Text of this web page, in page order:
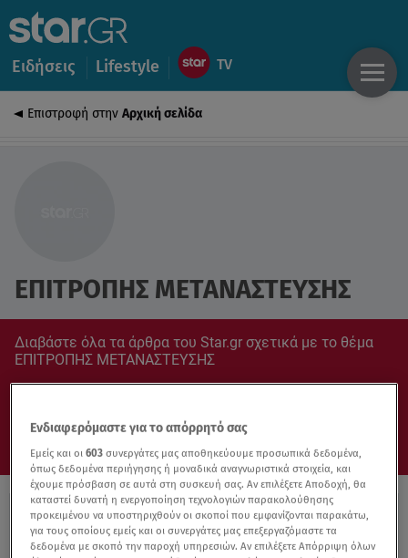
Ειδήσεις Lifestyle
Επιστροφή στην Αρχική σελίδα
ΕΠΙΤΡΟΠΗΣ ΜΕΤΑΝΑΣΤΕΥΣΗΣ
Διαβάστε όλα τα άρθρα του Star.gr σχετικά με το θέμα
ΕΠΙΤΡΟΠΗΣ ΜΕΤΑΝΑΣΤΕΥΣΗΣ
Ενδιαφερόμαστε για το απόρρητό σας
Εμείς και οι603 συνεργάτες μας αποθηκεύουμε προσωπικά δεδομένα,
όπως δεδομένα περιήγησης ή μοναδικά αναγνωριστικά στοιχεία, και
έχουμε πρόσβαση σε αυτά στη συσκευή σας. Αν επιλέξετε Αποδοχή, θα
καταστεί δυνατή η ενεργοποίηση τεχνολογιών παρακολούθησης
προκειμένου να υποστηριχθούν οι σκοποί που εμφανίζονται παρακάτω,
για τους οποίους εμείς και οι συνεργάτες μας επεξεργαζόμαστε τα
δεδομένα με σκοπό την παροχή υπηρεσιών. Αν επιλέξετε Απόρριψη όλων